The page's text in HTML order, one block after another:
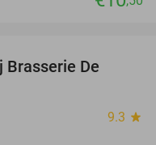
Brasserie De
9.3 star